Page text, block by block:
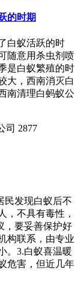
的时期
白蚁活跃的时
随意用杀虫剂喷
是白蚁繁殖的时
大，西南消灭白
南清理白蚂蚁公
司 2877
民发现白蚁后不
，不具有毒性，
，要妥善保护好
构联系，由专业
。3.白蚁喜温暖
危害，但近几年